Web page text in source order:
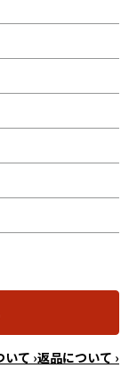
て ›返品について ›